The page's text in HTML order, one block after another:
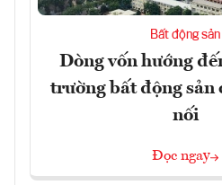
Bất động sản
Dòng vốn hướng
trường bất động sản
nối
Đọc ngay